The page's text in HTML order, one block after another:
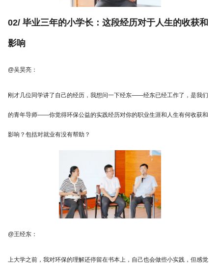
02/ 毕业三年的小学长：这段经历对于人生的收获和
影响
@吴昊亮：
刚才几位同学讲了自己的经历，我想问一下经东——经东已经工作了，是我们
的青年导师——你觉得环保公益的实践经历对你的职业生涯和人生有何收获和
影响？包括对就业有没有帮助？
@王经东：
上大学之前，我对环保的理解还停留在书本上，自己也会做些小实践，但感觉